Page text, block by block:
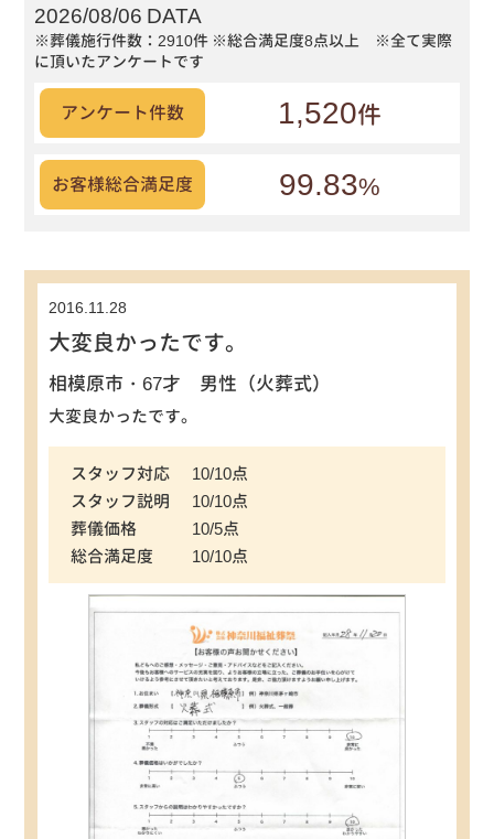
2026/08/06 DATA
※葬儀施行件数：2910件 ※総合満足度8点以上 ※全て実際
に頂いたアンケートです
アンケート件数 1,520件
お客様総合満足度 99.83%
2016.11.28
大変良かったです。
相模原市・67才 男性（火葬式）
大変良かったです。
スタッフ対応
10/10点
スタッフ説明
10/10点
葬儀価格
10/5点
総合満足度
10/10点